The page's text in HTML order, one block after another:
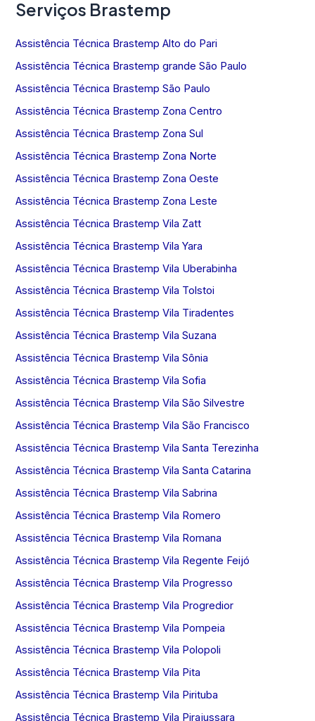
Serviços Brastemp
Assistência Técnica Brastemp Alto do Pari
Assistência Técnica Brastemp grande São Paulo
Assistência Técnica Brastemp São Paulo
Assistência Técnica Brastemp Zona Centro
Assistência Técnica Brastemp Zona Sul
Assistência Técnica Brastemp Zona Norte
Assistência Técnica Brastemp Zona Oeste
Assistência Técnica Brastemp Zona Leste
Assistência Técnica Brastemp Vila Zatt
Assistência Técnica Brastemp Vila Yara
Assistência Técnica Brastemp Vila Uberabinha
Assistência Técnica Brastemp Vila Tolstoi
Assistência Técnica Brastemp Vila Tiradentes
Assistência Técnica Brastemp Vila Suzana
Assistência Técnica Brastemp Vila Sônia
Assistência Técnica Brastemp Vila Sofia
Assistência Técnica Brastemp Vila São Silvestre
Assistência Técnica Brastemp Vila São Francisco
Assistência Técnica Brastemp Vila Santa Terezinha
Assistência Técnica Brastemp Vila Santa Catarina
Assistência Técnica Brastemp Vila Sabrina
Assistência Técnica Brastemp Vila Romero
Assistência Técnica Brastemp Vila Romana
Assistência Técnica Brastemp Vila Regente Feijó
Assistência Técnica Brastemp Vila Progresso
Assistência Técnica Brastemp Vila Progredior
Assistência Técnica Brastemp Vila Pompeia
Assistência Técnica Brastemp Vila Polopoli
Assistência Técnica Brastemp Vila Pita
Assistência Técnica Brastemp Vila Pirituba
Assistência Técnica Brastemp Vila Pirajussara